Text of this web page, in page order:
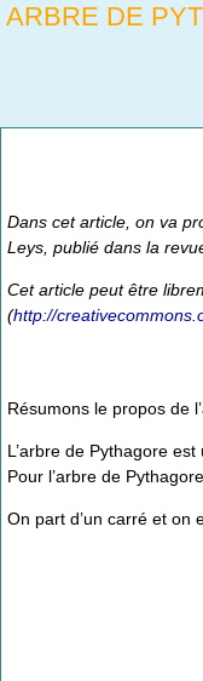
ARBRE DE
Dans cet article, on va
Leys, publié dans la
Cet article peut être
(http://
Résumons le propos de
L’arbre de Pythagore
Pour l’arbre de
On part d’un carré et on